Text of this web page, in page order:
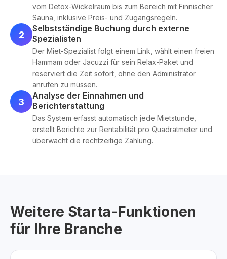
vom Detox-Wickelraum bis zum Bereich mit Finnischer
Sauna, inklusive Preis- und Zugangsregeln.
2
Selbstständige Buchung durch externe
Spezialisten
Der Miet-Spezialist folgt einem Link, wählt einen freien
Hammam oder Jacuzzi für sein Relax-Paket und
reserviert die Zeit sofort, ohne den Administrator
anrufen zu müssen.
3
Analyse der Einnahmen und
Berichterstattung
Das System erfasst automatisch jede Mietstunde,
erstellt Berichte zur Rentabilität pro Quadratmeter und
überwacht die rechtzeitige Zahlung.
Weitere Starta-Funktionen
für Ihre Branche